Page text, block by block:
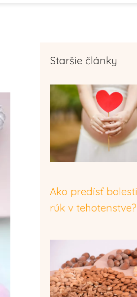
Staršie články
Ako predísť
rúk v tehotenstve?